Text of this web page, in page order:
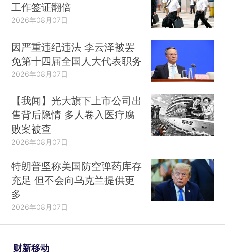
工作签证翻倍
2026年08月07日
因严重违纪违法 李云泽被罢
免第十四届全国人大代表职务
2026年08月07日
【我闻】光大旗下上市公司出
售背后隐情 多人卷入医疗腐
败案被查
2026年08月07日
特朗普坚称美国防空弹药库存
充足 但不会向乌克兰提供更
多
2026年08月07日
财新移动